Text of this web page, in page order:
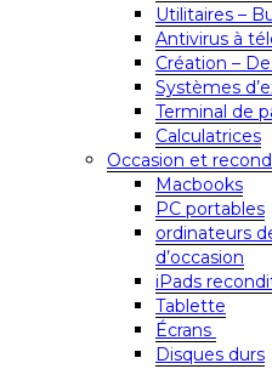
Utilitaires –
Antivirus à
Création –
Systèmes
Terminal de
Calculatrices
Occasion et
Macbooks
PC portables
ordinateurs
d’occasion
iPads
Tablette
Écrans
Disques durs